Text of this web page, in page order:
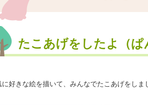
たこあげをしたよ（ぱ
に好きな絵を描いて、みんなでたこあげをしま